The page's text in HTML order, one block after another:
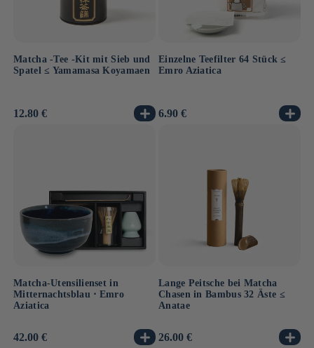
Matcha -Tee -Kit mit Sieb und
Spatel ≤ Yamamasa Koyamaen
Normaler
12.80 €
Einzelne Teefilter 64 Stück ≤
Emro Aziatica
Normaler
6.90 €
Matcha-Utensilienset in
Mitternachtsblau ⋅ Emro
Aziatica
Normaler
42.00 €
Lange Peitsche bei Matcha
Chasen in Bambus 32 Äste ≤
Anatae
Normaler
26.00 €